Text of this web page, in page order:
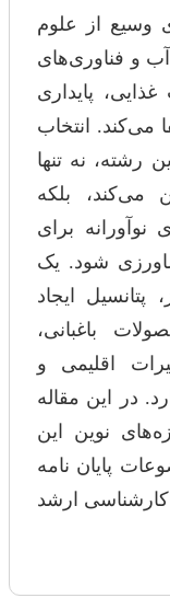
وسیع از علوم
و فناوری‌های
پایداری
می‌کند. انتخاب
رشته، نه تنها
می‌کند، بلکه
برای
شود. یک
ایجاد
باغبانی،
اقلیمی و
در این مقاله
نوین این
پایان نامه
کارشناسی ارشد